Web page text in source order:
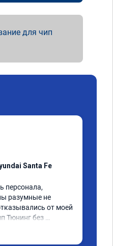
для чип
Santa Fe
персонала,
разумные не
от моей
Тюнинг без
машину.